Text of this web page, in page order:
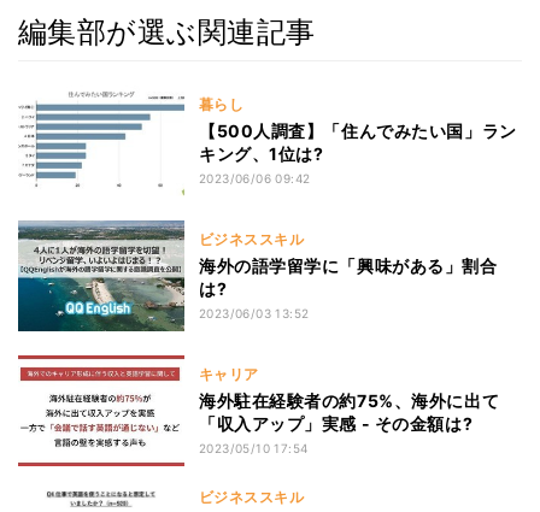
編集部が選ぶ関連記事
暮らし
【500人調査】「住んでみたい国」ラン
キング、1位は?
2023/06/06 09:42
ビジネススキル
海外の語学留学に「興味がある」割合
は?
2023/06/03 13:52
キャリア
海外駐在経験者の約75%、海外に出て
「収入アップ」実感 - その金額は?
2023/05/10 17:54
ビジネススキル